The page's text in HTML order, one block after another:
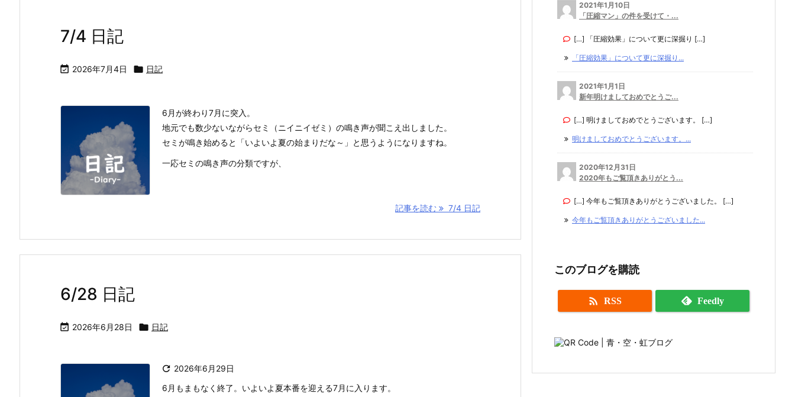
7/4 日記
 2026年7月4日  日記
6月が終わり7月に突入。
地元でも数少ないながらセミ（ニイニイゼミ）の鳴き声が聞こえ出しました。
セミが鳴き始めると「いよいよ夏の始まりだな～」と思うようになりますね。
一応セミの鳴き声の分類ですが、
記事を読む 7/4 日記
6/28 日記
 2026年6月28日  日記
 2026年6月29日
6月もまもなく終了。いよいよ夏本番を迎える7月に入ります。
2021年1月10日
「圧縮マン」の件を受けて・...
[…] 「圧縮効果」について更に深掘り […]
「圧縮効果」について更に深掘り...
2021年1月1日
新年明けましておめでとうご...
[…] 明けましておめでとうございます。 […]
明けましておめでとうございます。...
2020年12月31日
2020年もご覧頂きありがとう...
[…] 今年もご覧頂きありがとうございました。 […]
今年もご覧頂きありがとうございました...
このブログを購読
 RSS Feedly